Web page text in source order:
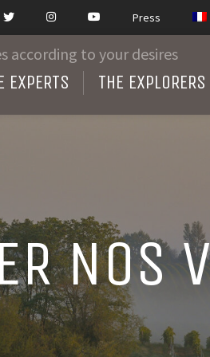
Press
according to your desires
EXPERTS THE EXPLORERS
NOS